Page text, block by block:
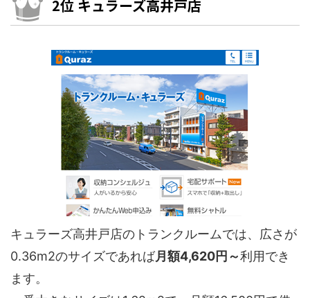
2位 キュラーズ高井戸店
キュラーズ高井戸店のトランクルームでは、広さが
0.36m2のサイズであれば月額4,620円～利用でき
ます。